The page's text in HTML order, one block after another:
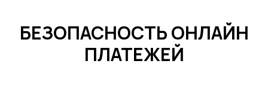
БЕЗОПАСНОСТЬ ОНЛАЙН
ПЛАТЕЖЕЙ